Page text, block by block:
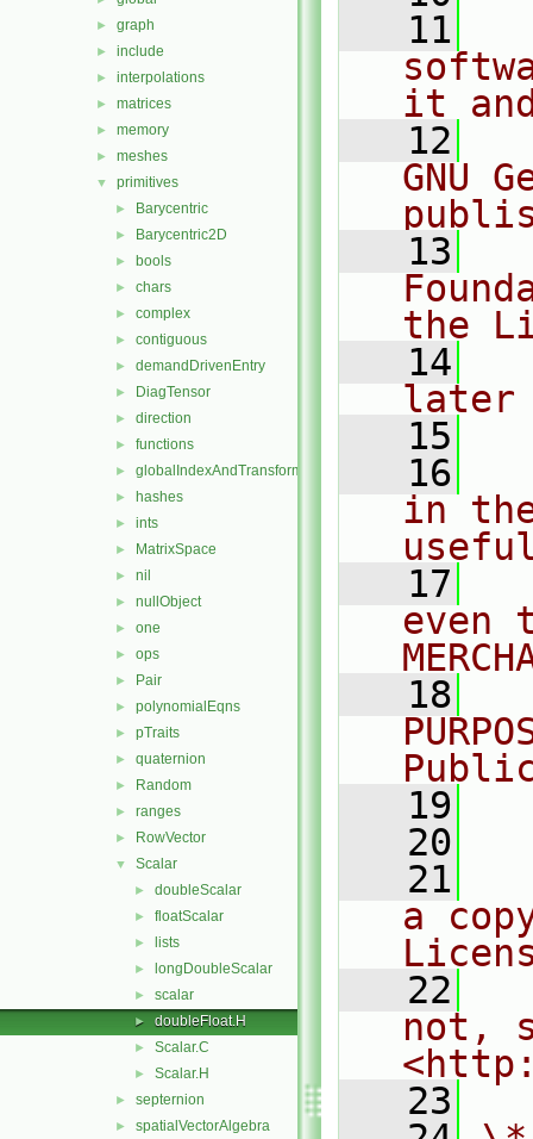
► graph
► include
► interpolations
► matrices
► memory
► meshes
▼ primitives
► Barycentric
► Barycentric2D
► bools
► chars
► complex
► contiguous
► demandDrivenEntry
► DiagTensor
► direction
► functions
► globalIndexAndTransform
► hashes
► ints
► MatrixSpace
► nil
► nullObject
► one
► ops
► Pair
► polynomialEqns
► pTraits
► quaternion
► Random
► ranges
► RowVector
▼ Scalar
► doubleScalar
► floatScalar
► lists
► longDoubleScalar
► scalar
► doubleFloat.H
► Scalar.C
► Scalar.H
► septernion
► spatialVectorAlgebra
   11
it
   12
GNU
   13
the
   14
later
   15
   16
in
   17
even
   18
   19
   20
   21
a
   22
not,
   23